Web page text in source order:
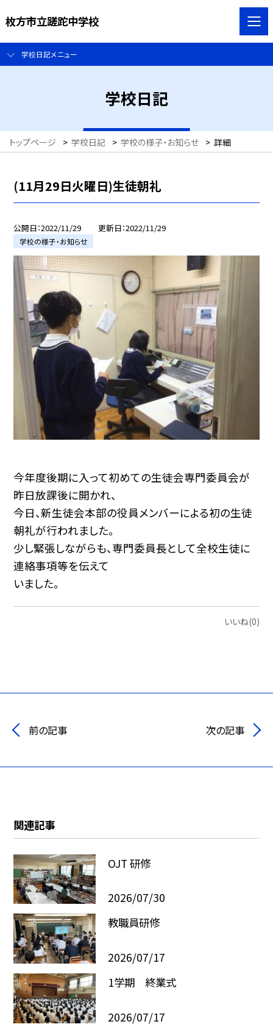
枚方市立蹉跎中学校
学校日記メニュー
学校日記
トップページ > 学校日記 > 学校の様子・お知らせ > 詳細
(11月29日火曜日)生徒朝礼
公開日 2022/11/29 更新日 2022/11/29
学校の様子・お知らせ
今年度後期に入って初めての生徒会専門委員会が
昨日放課後に開かれ、
今日、新生徒会本部の役員メンバーによる初の生徒
朝礼が行われました。
少し緊張しながらも、専門委員長として全校生徒に
連絡事項等を伝えて
いました。
いいね(0)
前の記事 次の記事
関連記事
OJT 研修
2026/07/30
教職員研修
2026/07/17
1学期 終業式
2026/07/17